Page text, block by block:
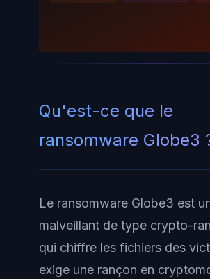
Qu'est-ce que le
ransomware Globe3
Le ransomware Globe3 est
malveillant de type crypto-
qui chiffre les fichiers des
exige une rançon en